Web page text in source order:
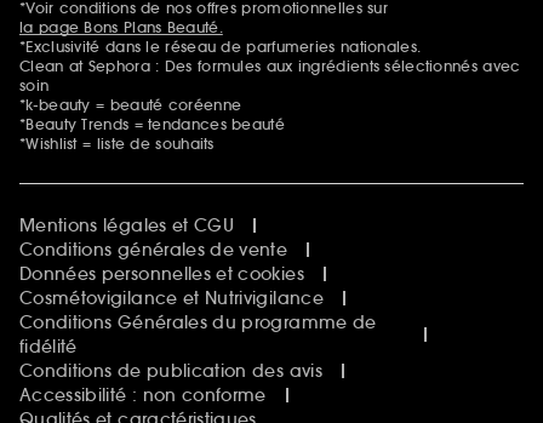
*Voir conditions de nos offres promotionnelles sur
la page Bons Plans Beauté.
*Exclusivité dans le réseau de parfumeries nationales.
Clean at Sephora : Des formules aux ingrédients sélectionnés avec
soin
*k-beauty = beauté coréenne
*Beauty Trends = tendances beauté
*Wishlist = liste de souhaits
Mentions légales et CGU
Conditions générales de vente
Données personnelles et cookies
Cosmétovigilance et Nutrivigilance
Conditions Générales du programme de
fidélité
Conditions de publication des avis
Accessibilité : non conforme